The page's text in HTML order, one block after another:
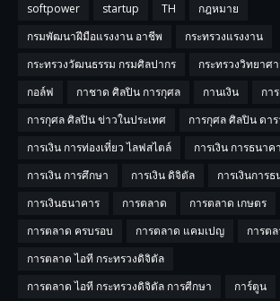
softpower
startup TH
กฎหมาย
กรมพัฒนาฝีมือแรงงาน อาชีพ
กระทรวงแรงงาน
กระทรวงวัฒนธรรม กรมศิลปากร
กระทรวงวิทยาศ
กอล์ฟ
กาชาด ศิลปิน การกุศล กานเงิน
กา
การกุศล ศิลปิน ข่าวในประเทศ
การกุศล ศิลปิน ดาร
การเงิน การท่องเที่ยว ไลฟสไตล์
การเงิน การธนาค
การเงิน การศึกษา
การเงิน ดิจิตัล
การเงินการธ
การเงินธนาคาร
การตลาด
การตลาด เกษตร
การตลาด ครบรอบ
การตลาด แคมเปญ
การต
การตลาด ไอที กระทรวงดิจิตัล
การตลาด ไอที กระทรวงดิจิตัล การศีกษา
การ์ตูน